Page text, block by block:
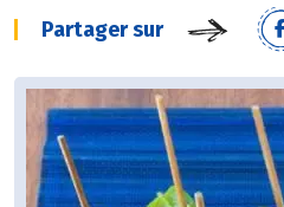
Partager sur